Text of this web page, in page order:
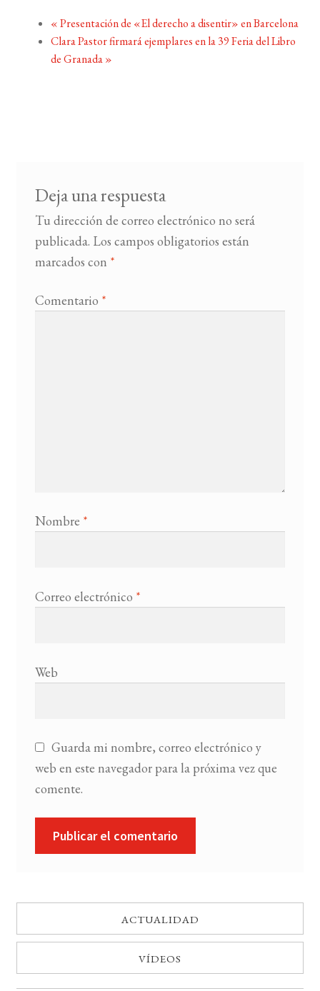
«Presentación de «El derecho a disentir» en Barcelona
Clara Pastor firmará ejemplares en la 39 Feria del Libro
de Granada»
Deja una respuesta
Tu dirección de correo electrónico no será
publicada. Los campos obligatorios están
marcados con *
Comentario *
Nombre *
Correo electrónico *
Web
Guarda mi nombre, correo electrónico y
web en este navegador para la próxima vez que
comente.
ACTUALIDAD
VÍDEOS